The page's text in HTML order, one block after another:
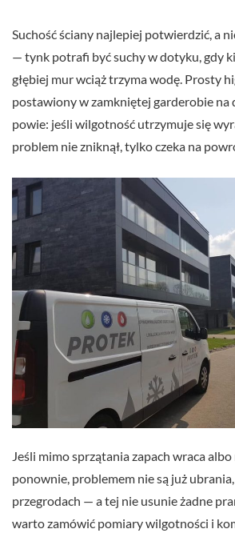
Suchość ściany najlepiej potwierdzić, a
— tynk potrafi być suchy w dotyku, gdy
głębiej mur wciąż trzyma wodę. Prosty
postawiony w zamkniętej garderobie na
powie: jeśli wilgotność utrzymuje się
problem nie zniknął, tylko czeka na
Jeśli mimo sprzątania zapach wraca
ponownie, problemem nie są już
przegrodach — a tej nie usunie żadne
warto zamówić pomiary wilgotności i